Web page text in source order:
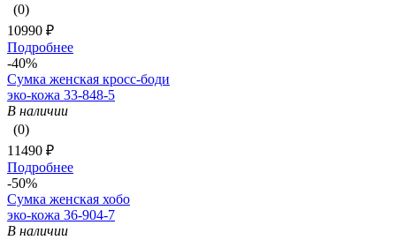
(0)
10990 ₽
Подробнее
-40%
Сумка женская кросс-боди
эко-кожа 33-848-5
В наличии
(0)
11490 ₽
Подробнее
-50%
Сумка женская хобо
эко-кожа 36-904-7
В наличии